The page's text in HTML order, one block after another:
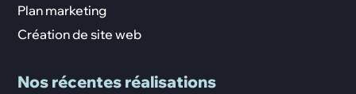
Plan marketing
Création de site web
Nos récentes réalisations